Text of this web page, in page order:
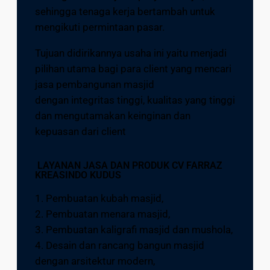
sehingga tenaga kerja bertambah untuk
mengikuti permintaan pasar.
Tujuan didirikannya usaha ini yaitu menjadi
pilihan utama bagi para client yang mencari
jasa pembangunan masjid
dengan integritas tinggi, kualitas yang tinggi
dan mengutamakan keinginan dan
kepuasan dari client
LAYANAN JASA DAN PRODUK CV FARRAZ
KREASINDO KUDUS
1. Pembuatan kubah masjid,
2. Pembuatan menara masjid,
3. Pembuatan kaligrafi masjid dan mushola,
4. Desain dan rancang bangun masjid
dengan arsitektur modern,